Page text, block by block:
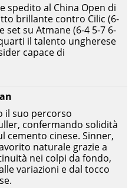
il suo percorso
confermando solidità
cemento cinese. Sinner,
naturale grazie a
nei colpi da fondo,
variazioni e dal tocco
spedito al China Open di
brillante contro Cilic (6-
set su Atmane (6-4 5-7 6-
il talento ungherese
capace di